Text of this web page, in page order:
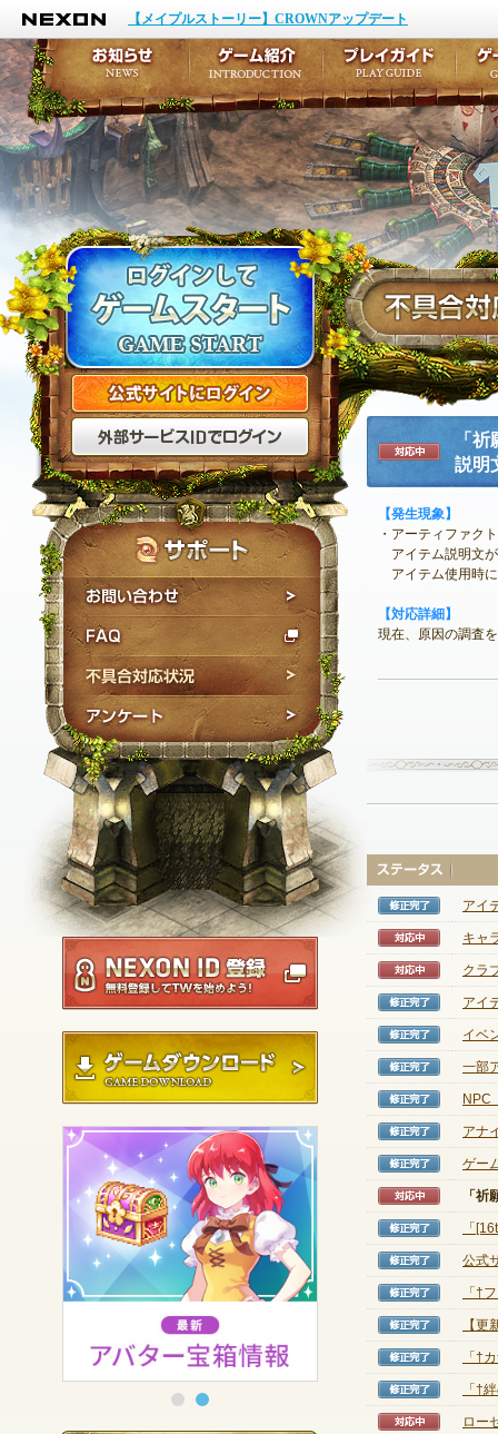
NEXON
【メイプルストーリー】CROWNアップデート
公式サイトにログイン
外部サービスIDでログ
FAQ
NEXON ID登録
ゲームダウンロード
「
説明
【発生現象】
・アーティファク
アイテム説明文
アイテム使用時
【対応詳細】
現在、原因の調査
修正完
アイ
対応中
キャ
対応中
クラ
修正完
アイ
修正完
イベ
修正完
一部
修正完
NPC
修正完
アナ
修正完
ゲー
対応中
「
修正完
「
修正完
公式
修正完
「†
修正完
【
修正完
「†
修正完
「†
対応中
ロー
お知らせ
イベント
アップデート
メンテナンス
ゲーム紹介
キャラクター作成
テイルズ初級者講座
ここだけは知ってお